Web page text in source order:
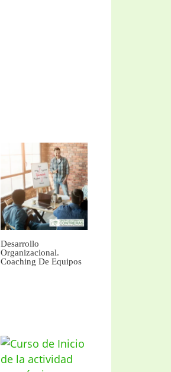
Desarrollo
Organizacional.
Coaching De Equipos